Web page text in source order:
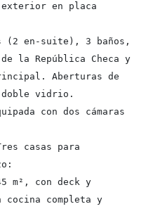
exterior en placa
(2 en-suite), 3 baños,
la República Checa y
Aberturas de
doble vidrio.
con dos cámaras
casas para
m², con deck y
completa y